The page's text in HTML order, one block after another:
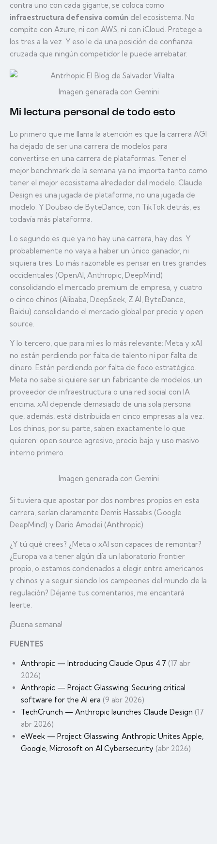
contra uno con cada gigante, se coloca como
infraestructura defensiva común del ecosistema. No
compite con Azure, ni con AWS, ni con iCloud. Protege a
los tres a la vez. Y eso le da una posición de confianza
cruzada que ningún competidor le puede arrebatar.
Imagen generada con Gemini
Mi lectura personal de todo esto
Lo primero que me llama la atención es que la carrera AGI
ha dejado de ser una carrera de modelos para
convertirse en una carrera de plataformas. Tener el
mejor benchmark de la semana ya no importa tanto como
tener el mejor ecosistema alrededor del modelo. Claude
Design es una jugada de plataforma, no una jugada de
modelo. Y Doubao de ByteDance, con TikTok detrás, es
todavía más plataforma.
Lo segundo es que ya no hay una carrera, hay dos. Y
probablemente no vaya a haber un único ganador, ni
siquiera tres. Lo más razonable es pensar en tres grandes
occidentales (OpenAI, Anthropic, DeepMind)
consolidando el mercado premium de empresa, y cuatro
o cinco chinos (Alibaba, DeepSeek, Z.AI, ByteDance,
Baidu) consolidando el mercado global por precio y open
source.
Y lo tercero, que para mí es lo más relevante: Meta y xAI
no están perdiendo por falta de talento ni por falta de
dinero. Están perdiendo por falta de foco estratégico.
Meta no sabe si quiere ser un fabricante de modelos, un
proveedor de infraestructura o una red social con IA
encima. xAI depende demasiado de una sola persona
que, además, está distribuida en cinco empresas a la vez.
Los chinos, por su parte, saben exactamente lo que
quieren: open source agresivo, precio bajo y uso masivo
interno primero.
Imagen generada con Gemini
Si tuviera que apostar por dos nombres propios en esta
carrera, serían claramente Demis Hassabis (Google
DeepMind) y Dario Amodei (Anthropic).
¿Y tú qué crees? ¿Meta o xAI son capaces de remontar?
¿Europa va a tener algún día un laboratorio frontier
propio, o estamos condenados a elegir entre americanos
y chinos y a seguir siendo los campeones del mundo de la
regulación? Déjame tus comentarios, me encantará
leerte.
¡Buena semana!
FUENTES
Anthropic — Introducing Claude Opus 4.7 (17 abr
2026)
Anthropic — Project Glasswing: Securing critical
software for the AI era (9 abr 2026)
TechCrunch — Anthropic launches Claude Design (17
abr 2026)
eWeek — Project Glasswing: Anthropic Unites Apple,
Google, Microsoft on AI Cybersecurity (abr 2026)